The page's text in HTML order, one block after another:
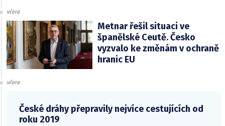
včera
Metnar řešil situaci ve
španělské Ceutě. Česko
vyzvalo ke změnám v ochraně
hranic EU
včera
České dráhy přepravily nejvíce cestujících od
roku 2019